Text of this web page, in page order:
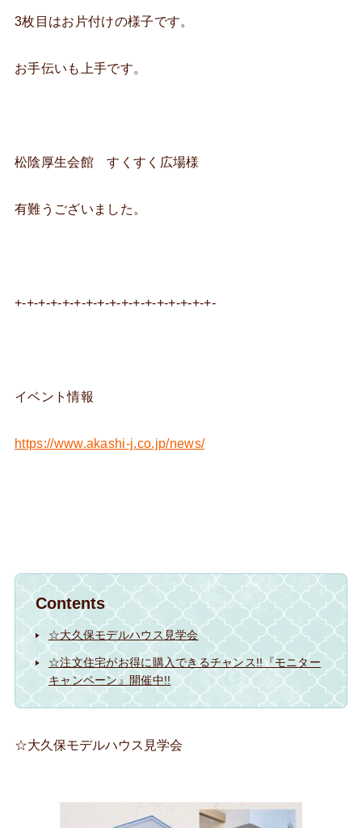
3枚目はお片付けの様子です。
お手伝いも上手です。
松陰厚生会館 すくすく広場様
有難うございました。
+-+-+-+-+-+-+-+-+-+-+-+-+-+-+-+-+-
イベント情報
https://www.akashi-j.co.jp/news/
Contents
☆大久保モデルハウス見学会
☆注文住宅がお得に購入できるチャンス!!『モニター
キャンペーン』開催中!!
☆大久保モデルハウス見学会